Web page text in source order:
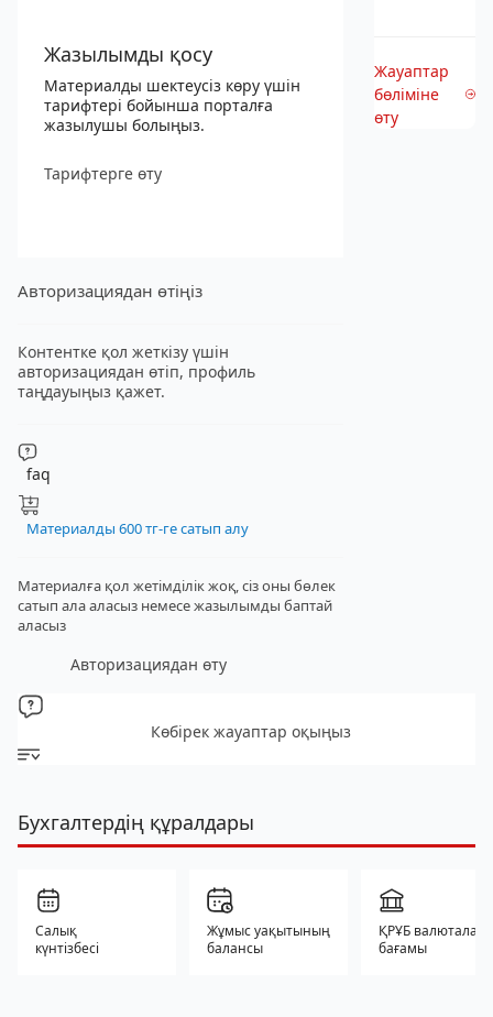
Жазылымды қосу
Материалды шектеусіз көру үшін
тарифтері бойынша порталға
жазылушы болыңыз.
Тарифтерге өту
Авторизациядан өтіңіз
Контентке қол жеткізу үшін
авторизациядан өтіп, профиль
таңдауыңыз қажет.
faq
Материалды 600 тг-ге сатып алу
Материалға қол жетімділік жоқ, сіз оны бөлек
сатып ала аласыз немесе жазылымды баптай
аласыз
Авторизациядан өту
Жауаптар
бөліміне
өту
Көбірек жауаптар оқыңыз
Бухгалтердің құралдары
Салық
күнтізбесі
Жұмыс уақытының
балансы
ҚРҰБ валюталар
бағамы